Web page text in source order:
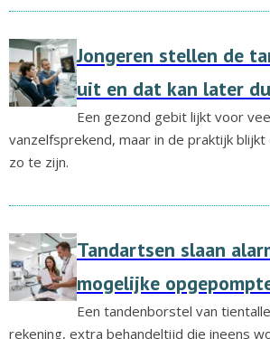
Jongeren stellen de
uit en dat kan later
Een gezond gebit lijkt voor
vanzelfsprekend, maar in de praktijk
zo te zijn.
Tandartsen slaan
mogelijke
Een tandenborstel van
rekening, extra behandeltijd die ineens